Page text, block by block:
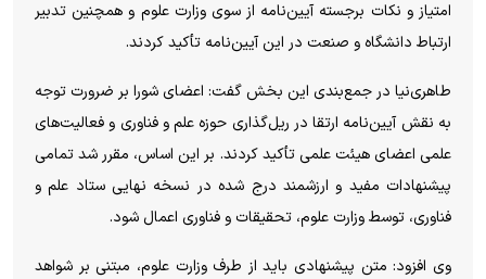
امتیاز و نکات برجسته آیین‌نامه از سوی وزارت علوم و همچنین تدبیر
ارتباط دانشگاه و صنعت در این آیین‌نامه تأکید کردند.
طاهری‌نیا در جمع‌بندی این بخش گفت: اعضای شورا بر ضرورت توجه
به نقش آیین‌نامه ارتقا در ریل‌گذاری حوزه علم و فناوری و فعالیت‌های
علمی اعضای هیئت علمی تأکید کردند. بر این اساس، مقرر شد تمامی
پیشنهادات مفید و ارزشمند درج‌ شده در نسخه نهایی ستاد علم و
فناوری، توسط وزارت علوم، تحقیقات و فناوری اعمال شود.
وی افزود: متن پیشنهادی باید از طرف وزارت علوم، مبتنی بر شواهد